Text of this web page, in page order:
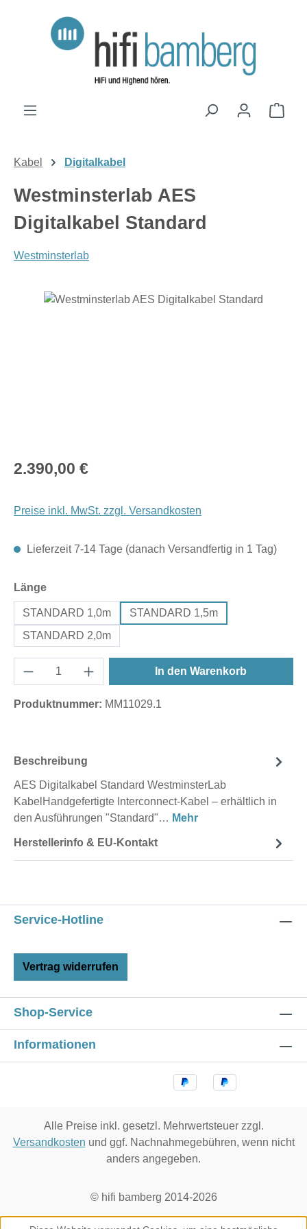
Zum Hauptinhalt springen
Kabel Digitalkabel
Westminsterlab AES
Digitalkabel Standard
Westminsterlab
Bildergalerie überspringen
Regulärer Preis:
2.390,00 €
Preise inkl. MwSt. zzgl. Versandkosten
Lieferzeit 7-14 Tage (danach Versandfertig in 1 Tag)
Längeauswählen
STANDARD 1,0m
STANDARD 1,5m
STANDARD 2,0m
In den Warenkorb
Produktnummer: MM11029.1
Beschreibung
AES Digitalkabel Standard WestminsterLab
KabelHandgefertigte Interconnect-Kabel – erhältlich in
den Ausführungen "Standard"… Mehr
Herstellerinfo & EU-Kontakt
Service-Hotline
Vertrag widerrufen
Shop-Service
Informationen
Alle Preise inkl. gesetzl. Mehrwertsteuer zzgl.
Versandkosten und ggf. Nachnahmegebühren, wenn nicht
anders angegeben.
© hifi bamberg 2014-2026